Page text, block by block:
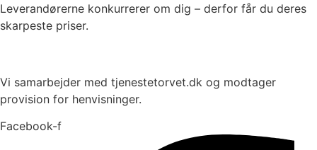
Leverandørerne konkurrerer om dig – derfor får du deres
skarpeste priser.
Vi samarbejder med tjenestetorvet.dk og modtager
provision for henvisninger.
Facebook-f